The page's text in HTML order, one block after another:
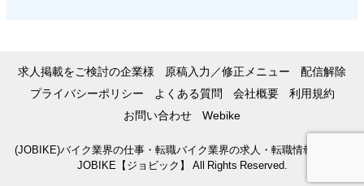
求人掲載をご検討の企業様 原稿入力／修正メニュー
配信解除
プライバシーポリシー
よくある質問 会社概要
利用規約
お問い合わせ
Webike
(JOBIKE)バイク業界の仕事・転職バイク業界の求人・転職情報サイト |
JOBIKE【ジョビック】 All Rights Reserved.